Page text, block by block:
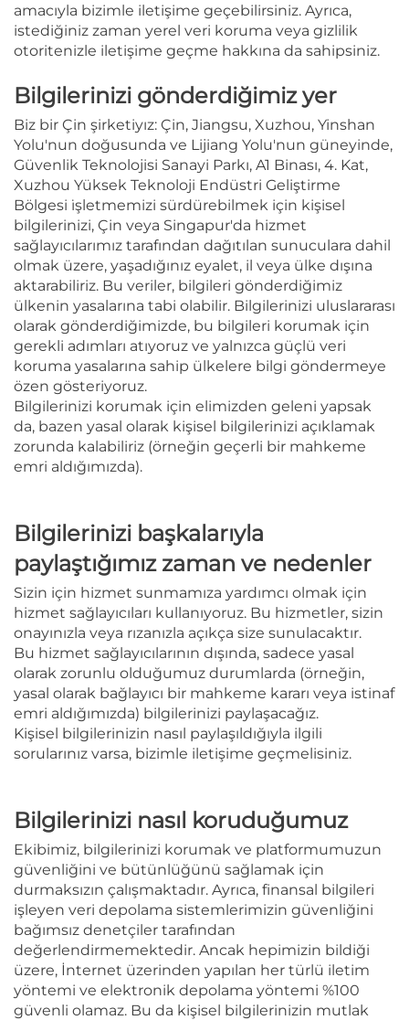
amacıyla bizimle iletişime geçebilirsiniz. Ayrıca,
istediğiniz zaman yerel veri koruma veya gizlilik
otoritenizle iletişime geçme hakkına da sahipsiniz.
Bilgilerinizi gönderdiğimiz yer
Biz bir Çin şirketiyız: Çin, Jiangsu, Xuzhou, Yinshan
Yolu'nun doğusunda ve Lijiang Yolu'nun güneyinde,
Güvenlik Teknolojisi Sanayi Parkı, A1 Binası, 4. Kat,
Xuzhou Yüksek Teknoloji Endüstri Geliştirme
Bölgesi i̇şletmemizi sürdürebilmek için kişisel
bilgilerinizi, Çin veya Singapur'da hizmet
sağlayıcılarımız tarafından dağıtılan sunuculara dahil
olmak üzere, yaşadığınız eyalet, il veya ülke dışına
aktarabiliriz. Bu veriler, bilgileri gönderdiğimiz
ülkenin yasalarına tabi olabilir. Bilgilerinizi uluslararası
olarak gönderdiğimizde, bu bilgileri korumak için
gerekli adımları atıyoruz ve yalnızca güçlü veri
koruma yasalarına sahip ülkelere bilgi göndermeye
özen gösteriyoruz.
Bilgilerinizi korumak için elimizden geleni yapsak
da, bazen yasal olarak kişisel bilgilerinizi açıklamak
zorunda kalabiliriz (örneğin geçerli bir mahkeme
emri aldığımızda).
Bilgilerinizi başkalarıyla
paylaştığımız zaman ve nedenler
Sizin için hizmet sunmamıza yardımcı olmak için
hizmet sağlayıcıları kullanıyoruz. Bu hizmetler, sizin
onayınızla veya rızanızla açıkça size sunulacaktır.
Bu hizmet sağlayıcılarının dışında, sadece yasal
olarak zorunlu olduğumuz durumlarda (örneğin,
yasal olarak bağlayıcı bir mahkeme kararı veya istinaf
emri aldığımızda) bilgilerinizi paylaşacağız.
Kişisel bilgilerinizin nasıl paylaşıldığıyla ilgili
sorularınız varsa, bizimle iletişime geçmelisiniz.
Bilgilerinizi nasıl koruduğumuz
Ekibimiz, bilgilerinizi korumak ve platformumuzun
güvenliğini ve bütünlüğünü sağlamak için
durmaksızın çalışmaktadır. Ayrıca, finansal bilgileri
işleyen veri depolama sistemlerimizin güvenliğini
bağımsız denetçiler tarafından
değerlendirmemektedir. Ancak hepimizin bildiği
üzere, İnternet üzerinden yapılan her türlü iletim
yöntemi ve elektronik depolama yöntemi %100
güvenli olamaz. Bu da kişisel bilgilerinizin mutlak